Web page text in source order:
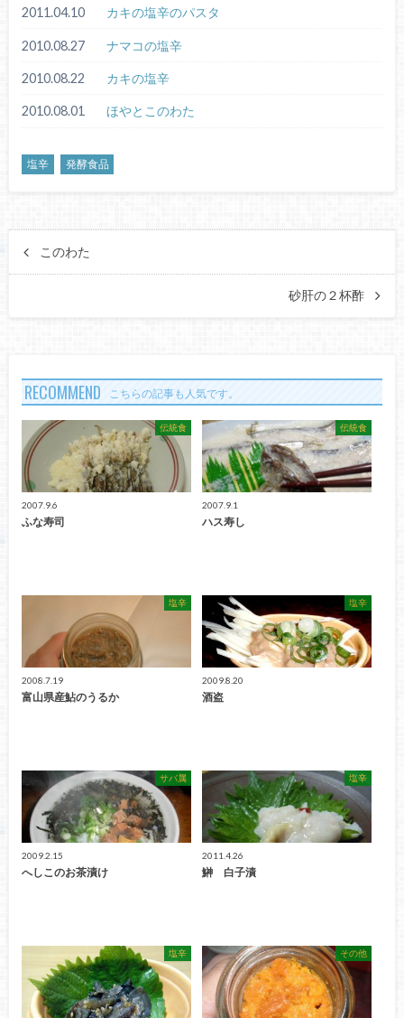
2011.04.10 カキの塩辛のパスタ
2010.08.27 ナマコの塩辛
2010.08.22 カキの塩辛
2010.08.01 ほやとこのわた
塩辛 発酵食品
このわた
砂肝の２杯酢
RECOMMEND こちらの記事も人気です。
伝統食
2007.9.6
ふな寿司
伝統食
2007.9.1
ハス寿し
塩辛
2008.7.19
富山県産鮎のうるか
塩辛
2009.8.20
酒盗
サバ属
2009.2.15
へしこのお茶漬け
塩辛
2011.4.26
鰰 白子漬
塩辛 その他